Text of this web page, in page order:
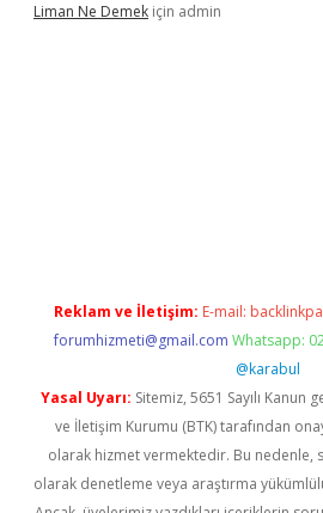
Liman Ne Demek için admin
Reklam ve İletişim: E-mail:
forumhizmeti@gmail.com Whatsapp:
@karabul
Yasal Uyarı: Sitemiz, 5651 Sayılı
ve İletişim Kurumu (BTK) tarafından
olarak hizmet vermektedir. Bu
olarak denetleme veya araştırma